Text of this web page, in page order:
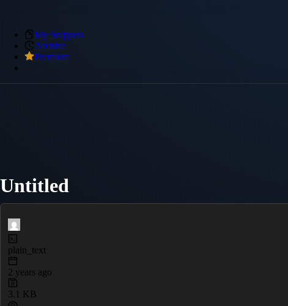
My Snippets
Archive
Premium
Untitled
plain_text
2 years ago
3.1 KB